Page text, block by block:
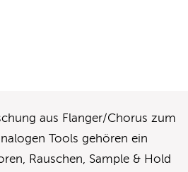
aus Flanger/Chorus zum
Tools gehören ein
Rauschen, Sample & Hold